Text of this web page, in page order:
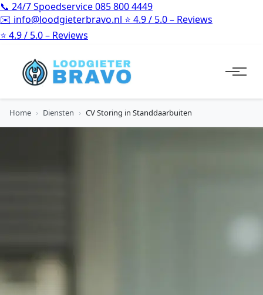
📞 24/7 Spoedservice085 800 4449
✉️ info@loodgieterbravo.nl ⭐ 4.9 / 5.0 – Reviews
⭐ 4.9 / 5.0 – Reviews
Home › Diensten › CV Storing in Standdaarbuiten